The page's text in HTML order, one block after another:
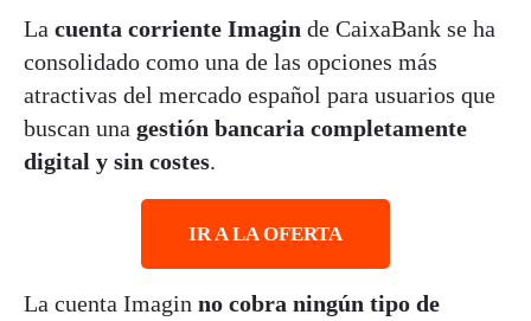
La cuenta corriente Imagin de CaixaBank se ha
consolidado como una de las opciones más
atractivas del mercado español para usuarios que
buscan una gestión bancaria completamente
digital y sin costes.
IR A LA OFERTA
La cuenta Imagin no cobra ningún tipo de